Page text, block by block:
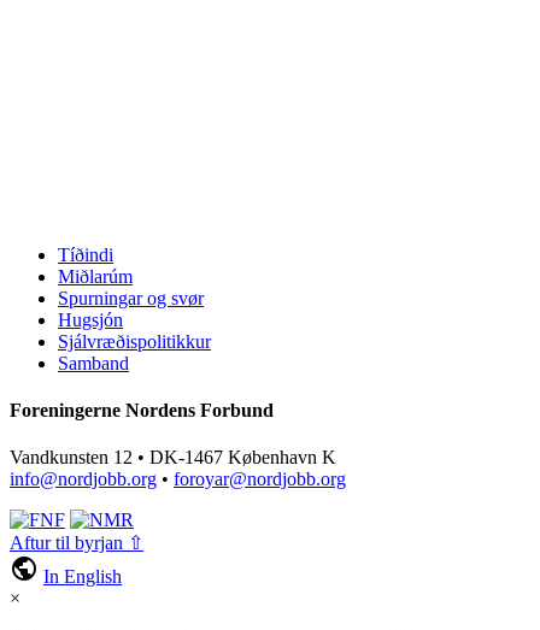
Tíðindi
Miðlarúm
Spurningar og svør
Hugsjón
Sjálvræðispolitikkur
Samband
Foreningerne Nordens Forbund
Vandkunsten 12 • DK-1467 København K
info@nordjobb.org • foroyar@nordjobb.org
Aftur til byrjan ⇧
public In English
×